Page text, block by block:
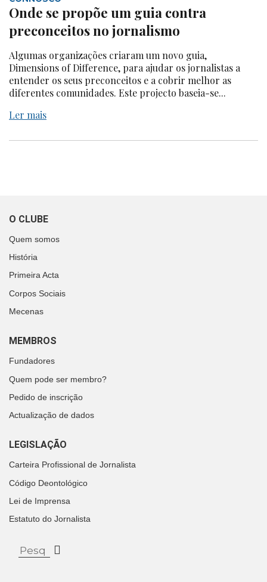
Onde se propõe um guia contra
preconceitos no jornalismo
Algumas organizações criaram um novo guia,
Dimensions of Difference, para ajudar os jornalistas a
entender os seus preconceitos e a cobrir melhor as
diferentes comunidades. Este projecto baseia-se...
Ler mais
O CLUBE
Quem somos
História
Primeira Acta
Corpos Sociais
Mecenas
MEMBROS
Fundadores
Quem pode ser membro?
Pedido de inscrição
Actualização de dados
LEGISLAÇÃO
Carteira Profissional de Jornalista
Código Deontológico
Lei de Imprensa
Estatuto do Jornalista